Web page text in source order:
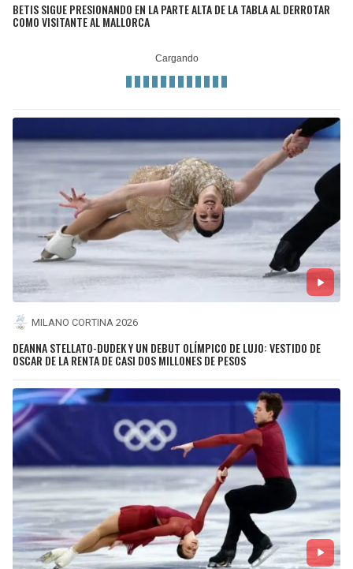
BETIS SIGUE PRESIONANDO EN LA PARTE ALTA DE LA TABLA AL DERROTAR
COMO VISITANTE AL MALLORCA
MILANO CORTINA 2026
DEANNA STELLATO-DUDEK Y UN DEBUT OLÍMPICO DE LUJO: VESTIDO DE
OSCAR DE LA RENTA DE CASI DOS MILLONES DE PESOS